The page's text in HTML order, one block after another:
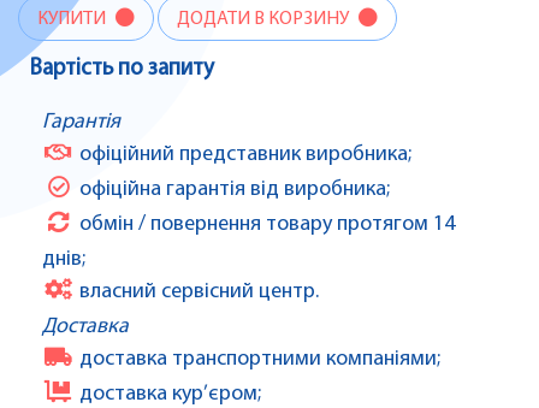
КУПИТИ ДОДАТИ В КОРЗИНУ
Вартість по запиту
Гарантія
офіційний представник виробника;
офіційна гарантія від виробника;
обмін / повернення товару протягом 14
днів;
власний сервісний центр.
Доставка
доставка транспортними компаніями;
доставка кур’єром;